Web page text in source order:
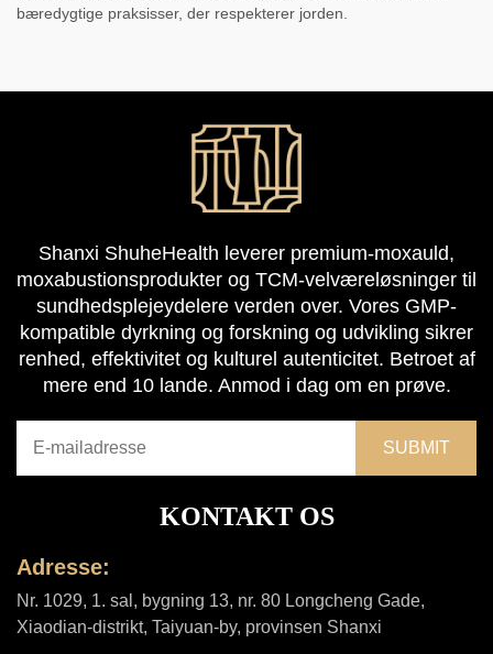
bæredygtige praksisser, der respekterer jorden.
Shanxi ShuheHealth leverer premium-moxauld,
moxabustionsprodukter og TCM-velværeløsninger til
sundhedsplejeydelere verden over. Vores GMP-
kompatible dyrkning og forskning og udvikling sikrer
renhed, effektivitet og kulturel autenticitet. Betroet af
mere end 10 lande. Anmod i dag om en prøve.
KONTAKT OS
Adresse:
Nr. 1029, 1. sal, bygning 13, nr. 80 Longcheng Gade,
Xiaodian-distrikt, Taiyuan-by, provinsen Shanxi